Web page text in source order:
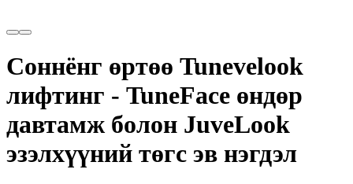
Соннёнг өртөө Tunevelook
лифтинг - TuneFace өндөр
давтамж болон JuveLook
эзэлхүүний төгс эв нэгдэл